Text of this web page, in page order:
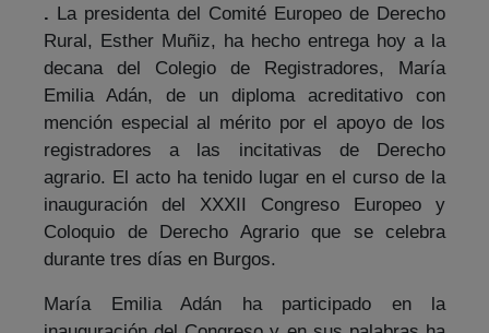
. La presidenta del Comité Europeo de Derecho
Rural, Esther Muñiz, ha hecho entrega hoy a la
decana del Colegio de Registradores, María
Emilia Adán, de un diploma acreditativo con
mención especial al mérito por el apoyo de los
registradores a las incitativas de Derecho
agrario. El acto ha tenido lugar en el curso de la
inauguración del XXXII Congreso Europeo y
Coloquio de Derecho Agrario que se celebra
durante tres días en Burgos.
María Emilia Adán ha participado en la